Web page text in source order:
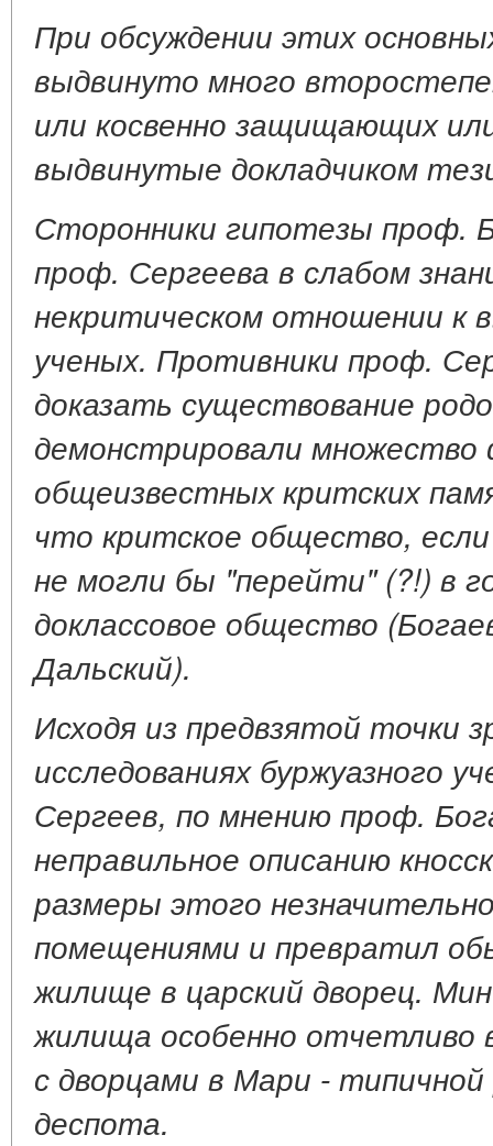
При обсуждении этих
выдвинуто много
или косвенно защищающих
выдвинутые докладчиком
Сторонники гипотезы проф.
проф. Сергеева в слабом
некритическом отношении к
ученых. Противники проф.
доказать существование
демонстрировали
общеизвестных критских
что критское общество,
не могли бы "перейти" (?!) в
доклассовое общество
Дальский).
Исходя из предвзятой точки
исследованиях буржуазного
Сергеев, по мнению проф.
неправильное описанию
размеры этого
помещениями и превратил
жилище в царский дворец.
жилища особенно отчетливо
с дворцами в Мари -
деспота.